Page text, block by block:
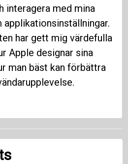
interagera med mina
applikationsinställningar.
har gett mig värdefulla
Apple designar sina
man bäst kan förbättra